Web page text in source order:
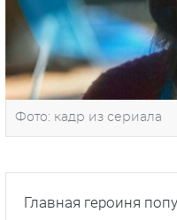
Фото: кадр из сериала
Главная героиня